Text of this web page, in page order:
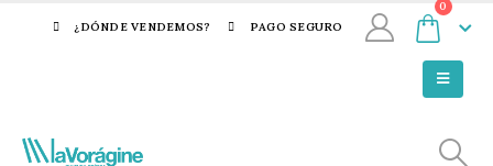
¿DÓNDE VENDEMOS? PAGO SEGURO
0